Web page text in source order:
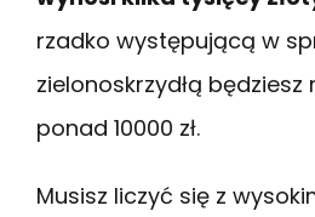
rzadko występującą w
zielonoskrzydłą będziesz
ponad 10000 zł.
Musisz liczyć się z